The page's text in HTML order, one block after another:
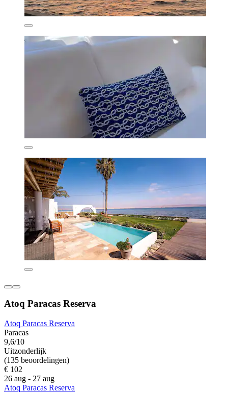
Atoq Paracas Reserva
Atoq Paracas Reserva
Paracas
9,6/10
Uitzonderlijk
(135 beoordelingen)
€ 102
26 aug - 27 aug
Atoq Paracas Reserva